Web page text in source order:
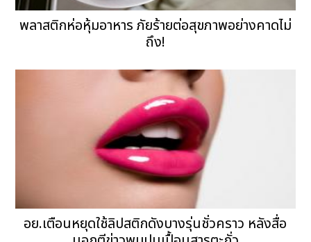
พลาสติกห่อหุ้มอาหาร ภัยร้ายต่อสุขภาพอย่างคาดไม่
ถึง!
อย.เตือนหยุดใช้ลิปสติกดังบางรุ่นชั่วคราว หลังสื่อ